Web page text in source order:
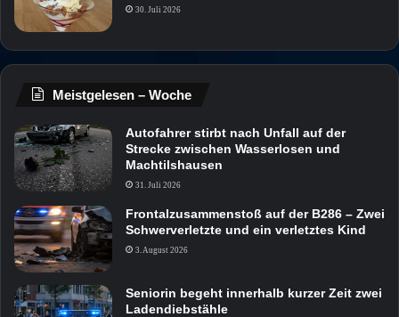
30. Juli 2026
Meistgelesen – Woche
Autofahrer stirbt nach Unfall auf der
Strecke zwischen Wasserlosen und
Machtilshausen
31. Juli 2026
Frontalzusammenstoß auf der B286 – Zwei
Schwerverletzte und ein verletztes Kind
3. August 2026
Seniorin begeht innerhalb kurzer Zeit zwei
Ladendiebstähle